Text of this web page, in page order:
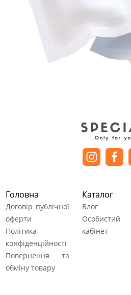
Головна
Договір публічної
оферти
Політика
конфіденційності
Повернення та
обміну товару
Каталог
Блог
Особистий
кабінет